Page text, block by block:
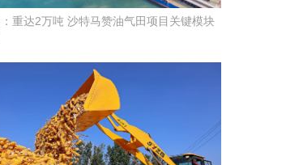
重达2万吨 沙特马赞油气田项目关键模块